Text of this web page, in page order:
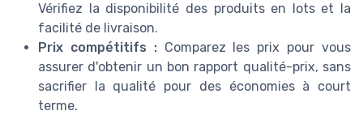
Vérifiez la disponibilité des produits en lots et la
facilité de livraison.
Prix compétitifs :Comparez les prix pour vous
assurer d'obtenir un bon rapport qualité-prix, sans
sacrifier la qualité pour des économies à court
terme.